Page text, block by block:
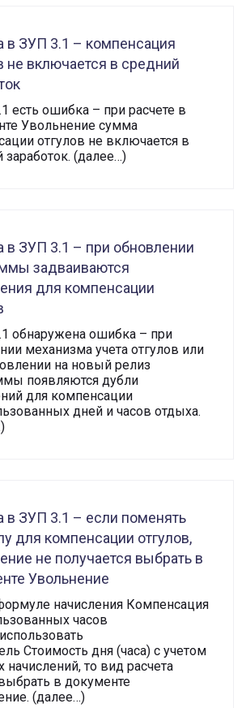
в ЗУП 3.1 – компенсация
не включается в средний
есть ошибка – при расчете в
Увольнение сумма
отгулов не включается в
заработок. (далее…)
в ЗУП 3.1 – при обновлении
задваиваются
для компенсации
обнаружена ошибка – при
механизма учета отгулов или
на новый релиз
появляются дубли
для компенсации
дней и часов отдыха.
в ЗУП 3.1 – если поменять
для компенсации отгулов,
не получается выбрать в
Увольнение
начисления Компенсация
часов
Стоимость дня (часа) с учетом
начислений, то вид расчета
в документе
(далее…)